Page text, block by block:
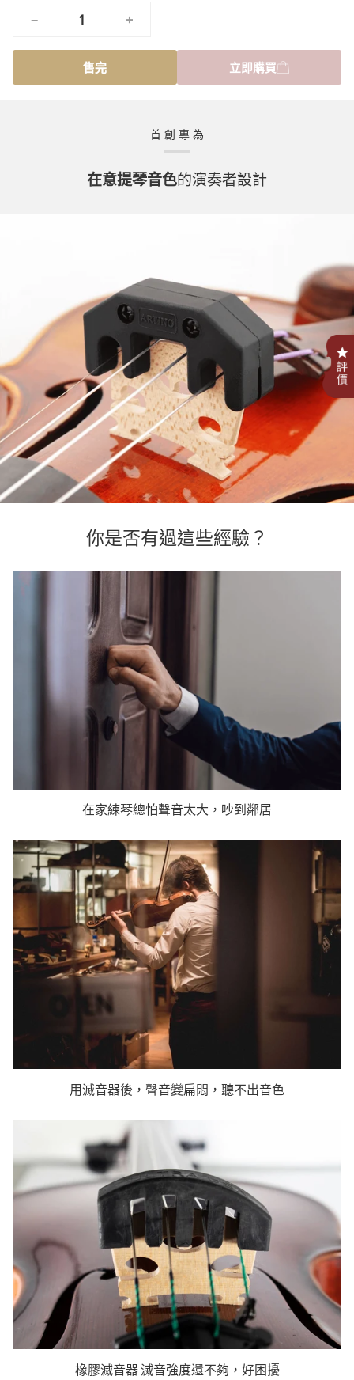
− +
售完 立即購買
首 創 專 為
在意提琴音色的演奏者設計
你是否有過這些經驗？
在家練琴總怕聲音太大，吵到鄰居
用滅音器後，聲音變扁悶，聽不出音色
橡膠滅音器 滅音強度還不夠，好困擾